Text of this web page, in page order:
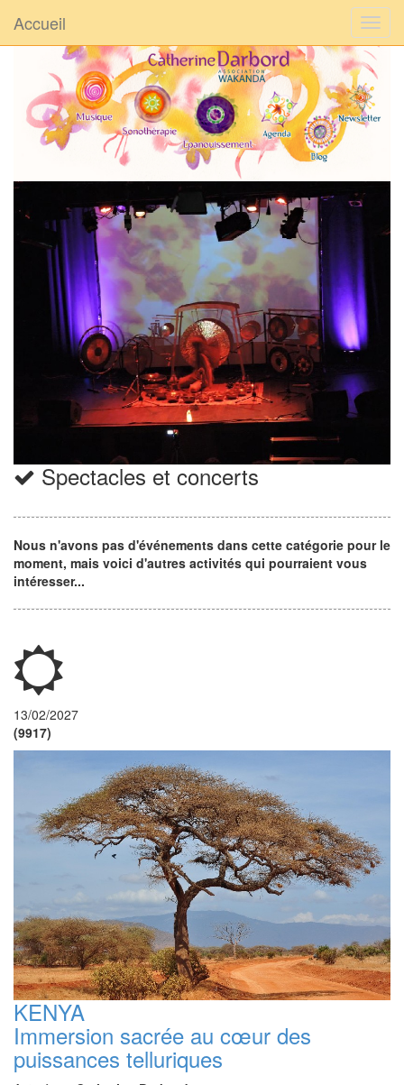
Accueil
Spectacles et concerts
Nous n'avons pas d'événements dans cette catégorie pour le
moment, mais voici d'autres activités qui pourraient vous
intéresser...
13/02/2027
(9917)
KENYA
Immersion sacrée au cœur des
puissances telluriques